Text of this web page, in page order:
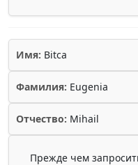
Имя: Bitca
Фамилия: Eugenia
Отчество: Mihail
Прежде чем